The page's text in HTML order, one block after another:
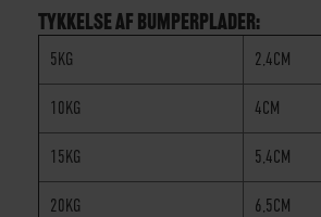
TYKKELSE AF BUMPERPLADER:
5KG 2,4CM
10KG 4CM
15KG 5,4CM
20KG 6,5CM